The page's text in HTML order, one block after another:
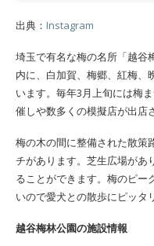
出典： Instagram
埼玉で有名な梅の名所「越谷
内に、白加賀、梅郷、紅梅、
います。毎年3月上旬には梅
催しや数多くの模擬店が出店
梅の木の間に整備された散策
チがあります。芝生広場があ
ることができます。梅のピー
いので愛犬との散歩にピッタ
越谷梅林公園の施設情報